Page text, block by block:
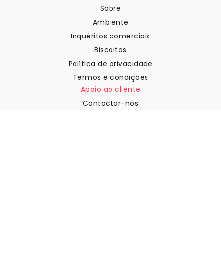
Sobre
Ambiente
Inquéritos comerciais
Biscoitos
Política de privacidade
Termos e condições
Apoio ao cliente
Contactar-nos